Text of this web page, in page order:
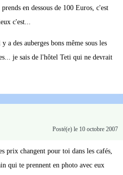
en dessous de 100 Euros, c'est
c'est...
a des auberges bons même sous les
je sais de l'hôtel Teti qui ne devrait
Posté(e) le 10 octobre 2007
prix changent pour toi dans les cafés,
qui te prennent en photo avec eux